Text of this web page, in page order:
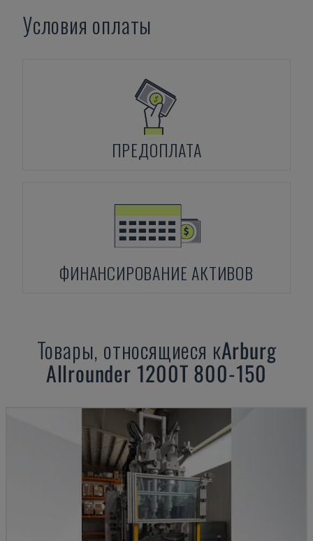
Условия оплаты
ПРЕДОПЛАТА
ФИНАНСИРОВАНИЕ АКТИВОВ
Товары, относящиеся кArburg
Allrounder 1200T 800-150